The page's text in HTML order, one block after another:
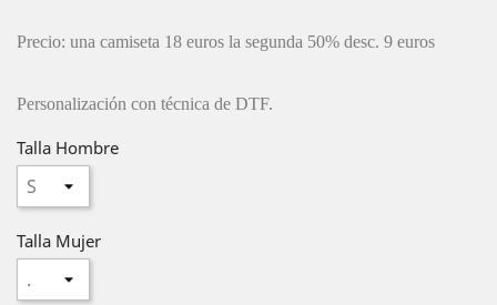
Precio: una camiseta 18 euros la segunda 50% desc. 9 euros
Personalización con técnica de DTF.
Talla Hombre
Talla Mujer